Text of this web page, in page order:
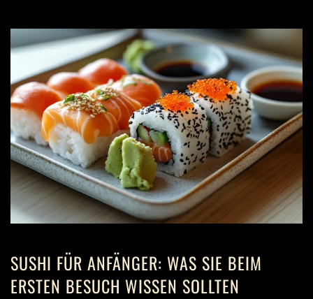
SUSHI FÜR ANFÄNGER: WAS SIE BEIM
ERSTEN BESUCH WISSEN SOLLTEN